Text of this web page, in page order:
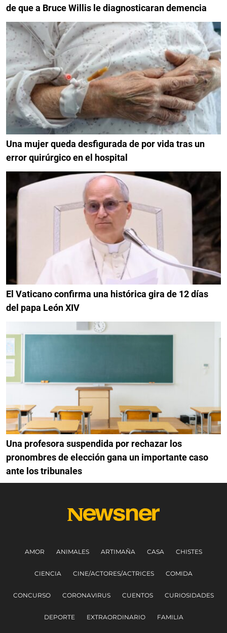
de que a Bruce Willis le diagnosticaran demencia
Una mujer queda desfigurada de por vida tras un
error quirúrgico en el hospital
El Vaticano confirma una histórica gira de 12 días
del papa León XIV
Una profesora suspendida por rechazar los
pronombres de elección gana un importante caso
ante los tribunales
AMOR ANIMALES ARTIMAÑA CASA CHISTES
CIENCIA CINE/ACTORES/ACTRICES COMIDA
CONCURSO CORONAVIRUS CUENTOS CURIOSIDADES
DEPORTE EXTRAORDINARIO FAMILIA